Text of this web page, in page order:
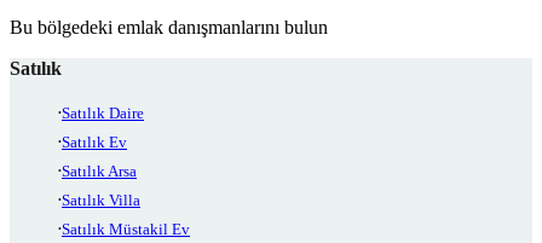
Bu bölgedeki emlak danışmanlarını bulun
Satılık
Satılık Daire
Satılık Ev
Satılık Arsa
Satılık Villa
Satılık Müstakil Ev